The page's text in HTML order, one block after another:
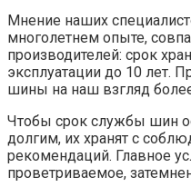
Мнение наших
многолетнем опыте,
производителей: срок
эксплуатации до 10 лет.
шины на наш взгляд
Чтобы срок службы шин
долгим, их хранят с
рекомендаций. Главное
проветриваемое,